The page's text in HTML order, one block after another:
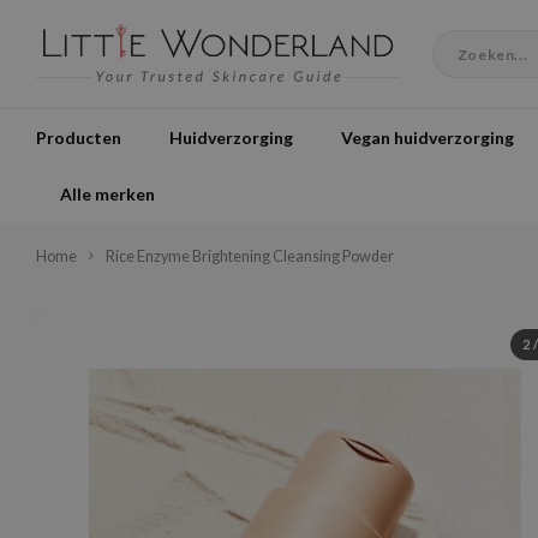
Producten Huidverzorging Vegan huidverzorging
Alle merken
Home Rice Enzyme Brightening Cleansing Powder
2